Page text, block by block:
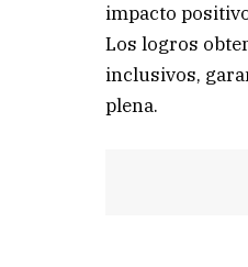
impacto
Los logros
inclusivos,
plena.